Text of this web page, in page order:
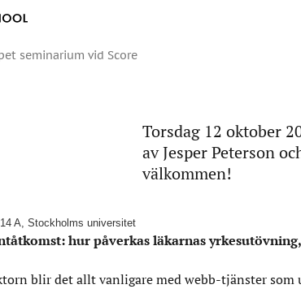
seminarium vid Score
Torsdag 12 oktober
av Jesper Peterson
välkommen!
A, Stockholms universitet
hur påverkas läkarnas
blir det allt vanligare med webb-tjänster